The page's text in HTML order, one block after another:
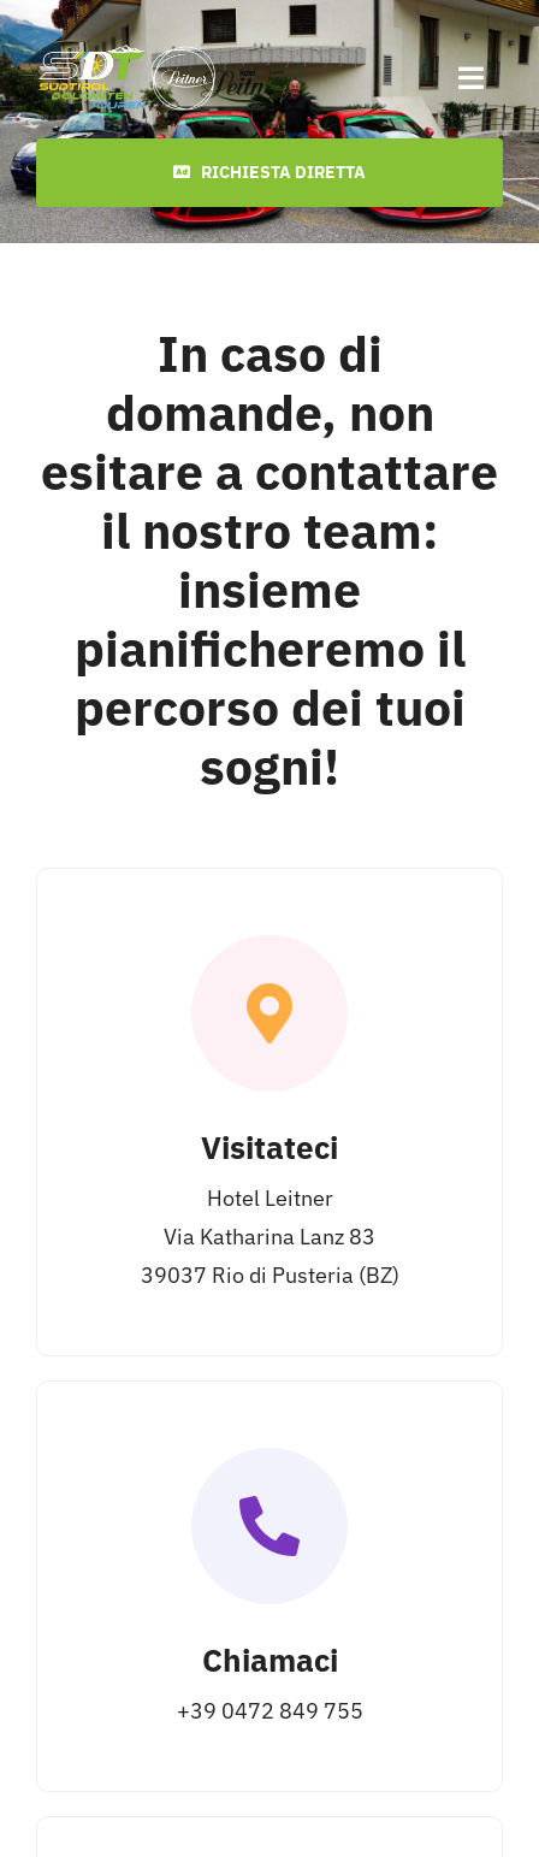
Skip
to
content
Inizio
Date
Download
Contattami
RICHIESTA DIRETTA
In caso di
domande, non
esitare a contattare
il nostro team:
insieme
pianificheremo il
percorso dei tuoi
sogni!
Visitateci
Hotel Leitner
Via Katharina Lanz 83
39037 Rio di Pusteria (BZ)
Chiamaci
+39 0472 849 755